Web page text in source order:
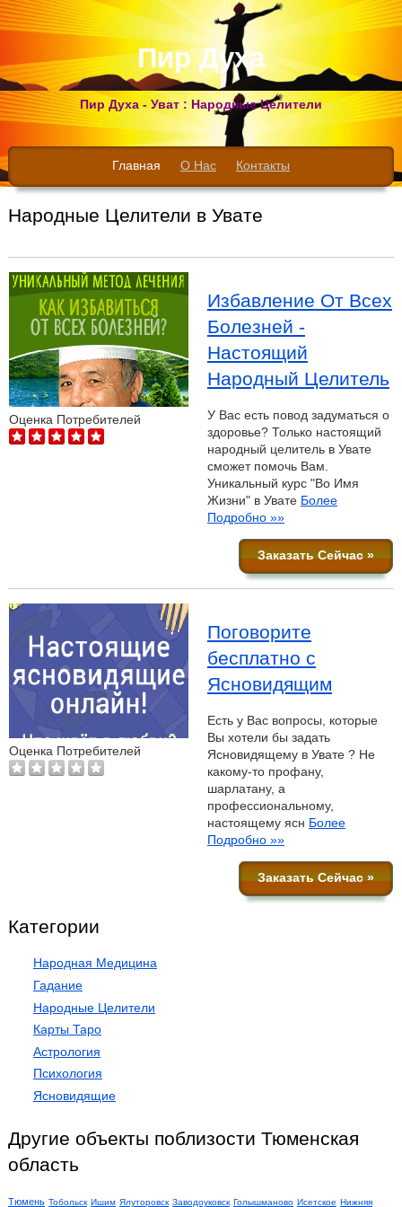
Пир Духа
Пир Духа - Уват : Народные Целители
Главная О Нас Контакты
Народные Целители в Увате
Оценка Потребителей
Избавление От Всех
Болезней -
Настоящий
Народный Целитель
У Вас есть повод задуматься о
здоровье? Только настоящий
народный целитель в Увате
сможет помочь Вам.
Уникальный курс "Во Имя
Жизни" в Увате Более
Подробно »»
Заказать Сейчас »
Оценка Потребителей
Поговорите
бесплатно с
Ясновидящим
Есть у Вас вопросы, которые
Вы хотели бы задать
Ясновидящему в Увате ? Не
какому-то профану,
шарлатану, а
профессиональному,
настоящему ясн Более
Подробно »»
Заказать Сейчас »
Категории
Народная Медицина
Гадание
Народные Целители
Карты Таро
Астрология
Психология
Ясновидящие
Другие объекты поблизости Тюменская
область
Тюмень Тобольск Ишим Ялуторовск Заводоуковск Голышманово Исетское Нижняя